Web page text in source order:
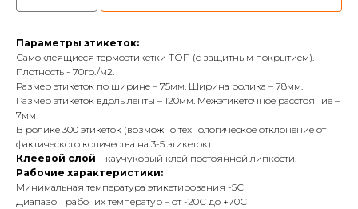
Параметры этикеток:
Самоклеящиеся термоэтикетки ТОП (с защитным покрытием).
Плотность - 70гр./м2.
Размер этикеток по ширине – 75мм. Ширина ролика – 78мм.
Размер этикеток вдоль ленты – 120мм. Межэтикеточное расстояние –
7мм
В ролике 300 этикеток (возможно технологическое отклонение от
фактического количества на 3-5 этикеток).
Клеевой слой – каучуковый клей постоянной липкости.
Рабочие характеристики:
Минимальная температура этикетирования -5С
Диапазон рабочих температур – от -20С до +70С